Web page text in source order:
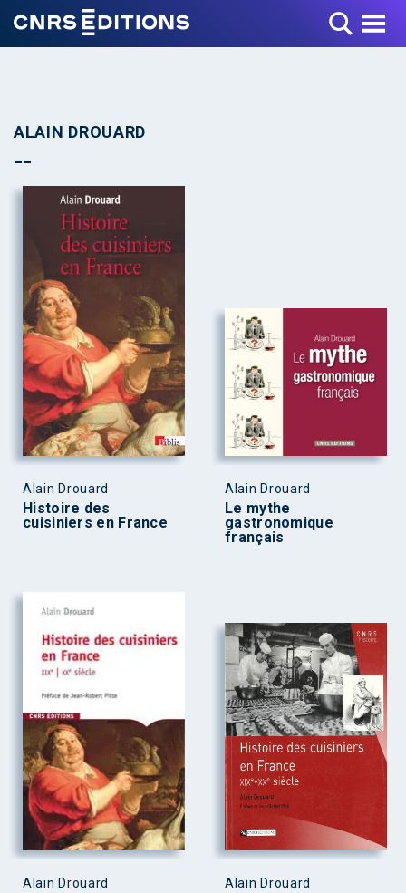
Toggle Menu
ALAIN DROUARD
Alain Drouard
Histoire des
cuisiniers en France
Alain Drouard
Le mythe
gastronomique
français
Alain Drouard Alain Drouard